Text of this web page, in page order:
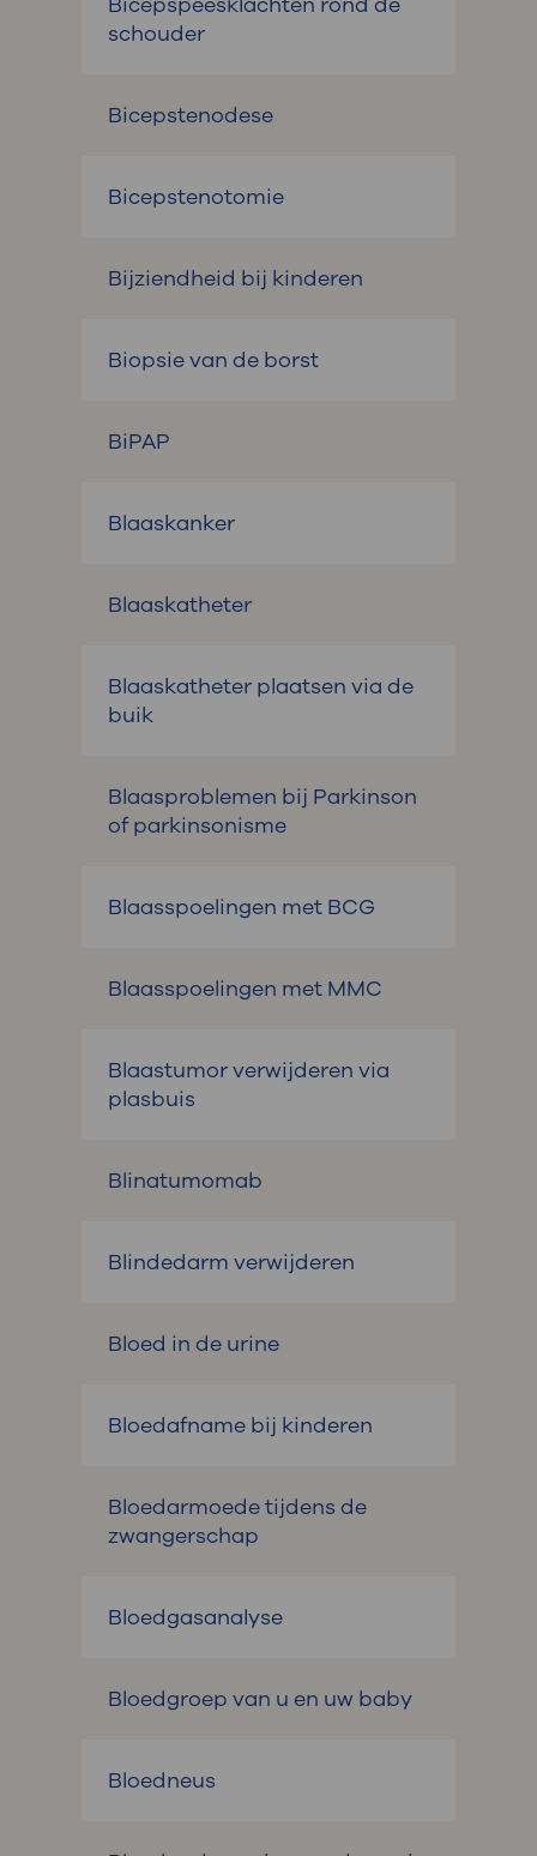
schouder
Bicepstenodese
Bicepstenotomie
Bijziendheid bij kinderen
Biopsie van de borst
BiPAP
Blaaskanker
Blaaskatheter
Blaaskatheter plaatsen via de
buik
Blaasproblemen bij Parkinson
of parkinsonisme
Blaasspoelingen met BCG
Blaasspoelingen met MMC
Blaastumor verwijderen via
plasbuis
Blinatumomab
Blindedarm verwijderen
Bloed in de urine
Bloedafname bij kinderen
Bloedarmoede tijdens de
zwangerschap
Bloedgasanalyse
Bloedgroep van u en uw baby
Bloedneus